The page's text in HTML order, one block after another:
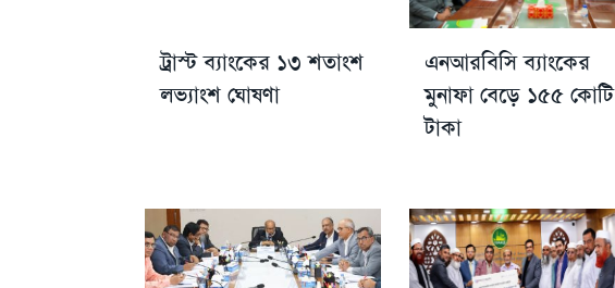
ট্রাস্ট ব্যাংকের ১৩ শতাংশ
লভ্যাংশ ঘোষণা
এনআরবিসি ব্যাংকের
মুনাফা বেড়ে ১৫৫ কোটি
টাকা